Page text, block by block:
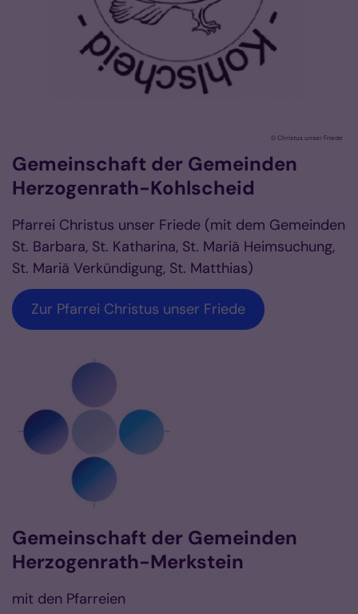
© Christus unser Friede
Gemeinschaft der Gemeinden
Herzogenrath-Kohlscheid
Pfarrei Christus unser Friede (mit dem Gemeinden
St. Barbara, St. Katharina, St. Mariä Heimsuchung,
St. Mariä Verkündigung, St. Matthias)
Zur Pfarrei Christus unser Friede
Gemeinschaft der Gemeinden
Herzogenrath-Merkstein
mit den Pfarreien